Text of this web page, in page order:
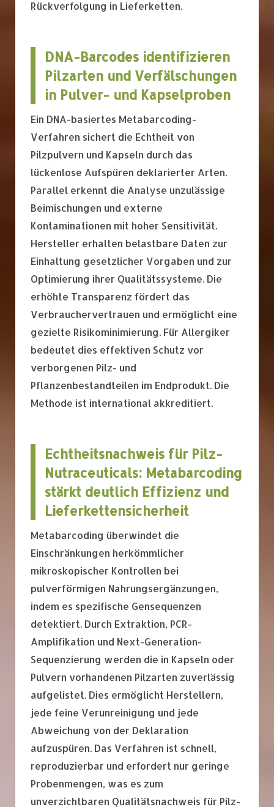
Rückverfolgung in Lieferketten.
DNA-Barcodes identifizieren
Pilzarten und Verfälschungen
in Pulver- und Kapselproben
Ein DNA-basiertes Metabarcoding-
Verfahren sichert die Echtheit von
Pilzpulvern und Kapseln durch das
lückenlose Aufspüren deklarierter Arten.
Parallel erkennt die Analyse unzulässige
Beimischungen und externe
Kontaminationen mit hoher Sensitivität.
Hersteller erhalten belastbare Daten zur
Einhaltung gesetzlicher Vorgaben und zur
Optimierung ihrer Qualitätssysteme. Die
erhöhte Transparenz fördert das
Verbrauchervertrauen und ermöglicht eine
gezielte Risikominimierung. Für Allergiker
bedeutet dies effektiven Schutz vor
verborgenen Pilz- und
Pflanzenbestandteilen im Endprodukt. Die
Methode ist international akkreditiert.
Echtheitsnachweis für Pilz-
Nutraceuticals: Metabarcoding
stärkt deutlich Effizienz und
Lieferkettensicherheit
Metabarcoding überwindet die
Einschränkungen herkömmlicher
mikroskopischer Kontrollen bei
pulverförmigen Nahrungsergänzungen,
indem es spezifische Gensequenzen
detektiert. Durch Extraktion, PCR-
Amplifikation und Next-Generation-
Sequenzierung werden die in Kapseln oder
Pulvern vorhandenen Pilzarten zuverlässig
aufgelistet. Dies ermöglicht Herstellern,
jede feine Verunreinigung und jede
Abweichung von der Deklaration
aufzuspüren. Das Verfahren ist schnell,
reproduzierbar und erfordert nur geringe
Probenmengen, was es zum
unverzichtbaren Qualitätsnachweis für Pilz-